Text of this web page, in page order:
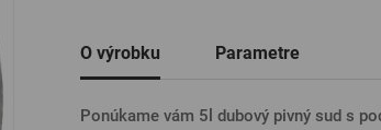
PRIHLÁSENIE CEZ
O výrobku Parametre
Ponúkame vám 5l dubový pivný sud s